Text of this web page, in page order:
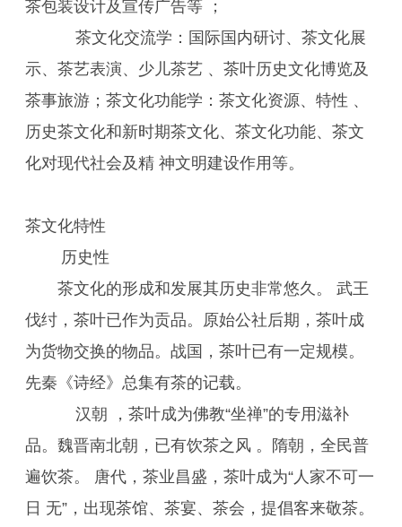
茶包装设计及宣传广告等 ；
茶文化交流学：国际国内研讨、茶文化展
示、茶艺表演、少儿茶艺 、茶叶历史文化博览及
茶事旅游；茶文化功能学：茶文化资源、特性 、
历史茶文化和新时期茶文化、茶文化功能、茶文
化对现代社会及精 神文明建设作用等。
茶文化特性
历史性
茶文化的形成和发展其历史非常悠久。 武王
伐纣，茶叶已作为贡品。原始公社后期，茶叶成
为货物交换的物品。战国，茶叶已有一定规模。
先秦《诗经》总集有茶的记载。
汉朝 ，茶叶成为佛教“坐禅”的专用滋补
品。魏晋南北朝，已有饮茶之风 。隋朝，全民普
遍饮茶。 唐代，茶业昌盛，茶叶成为“人家不可一
日 无”，出现茶馆、茶宴、茶会，提倡客来敬茶。